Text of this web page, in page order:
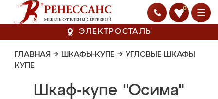
0
ЭЛЕКТРОСТАЛЬ
ГЛАВНАЯ → ШКАФЫ-КУПЕ → УГЛОВЫЕ ШКАФЫ
КУПЕ
Шкаф-купе "Осима"